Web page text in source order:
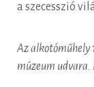
a szecesszió
Az alkotóműhely
múzeum udvara.